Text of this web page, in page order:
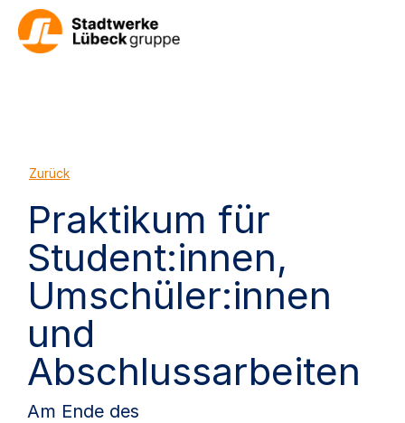
Zurück
Praktikum für
Student:innen,
Umschüler:innen
und
Abschlussarbeiten
Am Ende des